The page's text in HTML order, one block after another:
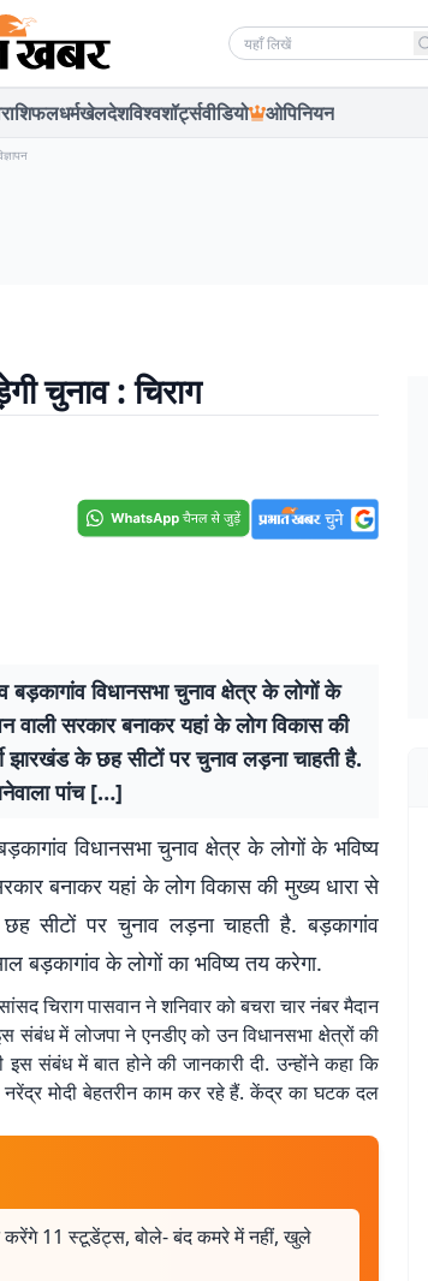
Search news
राशिफलधर्मखेलदेशविश्वशॉर्ट्सवीडियो ओपिनियन
चुनाव : चिराग
बड़कागांव विधानसभा चुनाव क्षेत्र के लोगों के
वाली सरकार बनाकर यहां के लोग विकास की
के छह सीटों पर चुनाव लड़ना चाहती है.
पांच […]
विधानसभा चुनाव क्षेत्र के लोगों के भविष्य
बनाकर यहां के लोग विकास की मुख्य धारा से
सीटों पर चुनाव लड़ना चाहती है. बड़कागांव
बड़कागांव के लोगों का भविष्य तय करेगा.
चिराग पासवान ने शनिवार को बचरा चार नंबर मैदान
में लोजपा ने एनडीए को उन विधानसभा क्षेत्रों की
इस संबंध में बात होने की जानकारी दी. उन्होंने कहा कि
मोदी बेहतरीन काम कर रहे हैं. केंद्र का घटक दल
11 स्टूडेंट्स, बोले- बंद कमरे में नहीं, खुले